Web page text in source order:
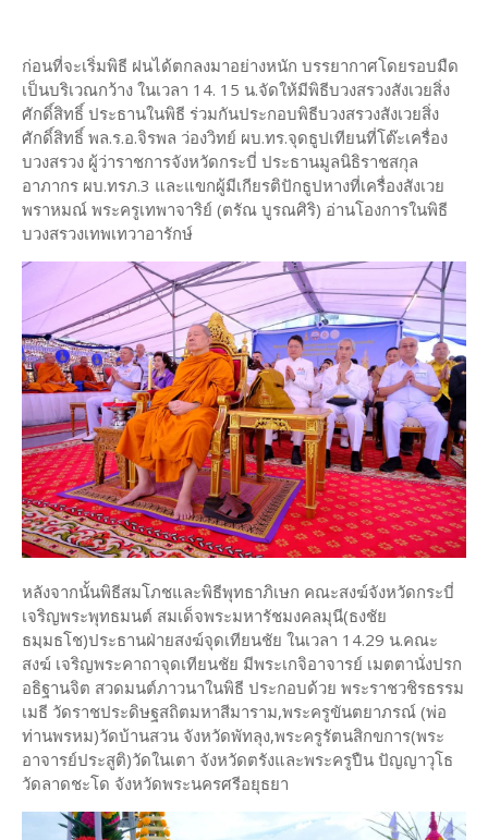
ก่อนที่จะเริ่มพิธี ฝนได้ตกลงมาอย่างหนัก บรรยากาศโดยรอบมืด
เป็นบริเวณกว้าง ในเวลา 14. 15 น.จัดให้มีพิธีบวงสรวงสังเวยสิ่ง
ศักดิ์สิทธิ์ ประธานในพิธี ร่วมกันประกอบพิธีบวงสรวงสังเวยสิ่ง
ศักดิ์สิทธิ์ พล.ร.อ.จิรพล ว่องวิทย์ ผบ.ทร.จุดธูปเทียนที่โต๊ะเครื่อง
บวงสรวง ผู้ว่าราชการจังหวัดกระบี่ ประธานมูลนิธิราชสกุล
อาภากร ผบ.ทรภ.3 และแขกผู้มีเกียรติปักธูปหางที่เครื่องสังเวย
พราหมณ์ พระครูเทพาจาริย์ (ตรัณ บูรณศิริ) อ่านโองการในพิธี
บวงสรวงเทพเทวาอารักษ์
หลังจากนั้นพิธีสมโภชและพิธีพุทธาภิเษก คณะสงฆ์จังหวัดกระบี่
เจริญพระพุทธมนต์ สมเด็จพระมหารัชมงคลมุนี(ธงชัย
ธมฺมธโช)ประธานฝ่ายสงฆ์จุดเทียนชัย ในเวลา 14.29 น.คณะ
สงฆ์ เจริญพระคาถาจุดเทียนชัย มีพระเกจิอาจารย์ เมตตานั่งปรก
อธิฐานจิต สวดมนต์ภาวนาในพิธี ประกอบด้วย พระราชวชิรธรรม
เมธี วัดราชประดิษฐสถิตมหาสีมาราม,พระครูขันตยาภรณ์ (พ่อ
ท่านพรหม)วัดบ้านสวน จังหวัดพัทลุง,พระครูรัตนสิกขการ(พระ
อาจารย์ประสูติ)วัดในเตา จังหวัดตรังและพระครูปืน ปัญญาวุโธ
วัดลาดชะโด จังหวัดพระนครศรีอยุธยา